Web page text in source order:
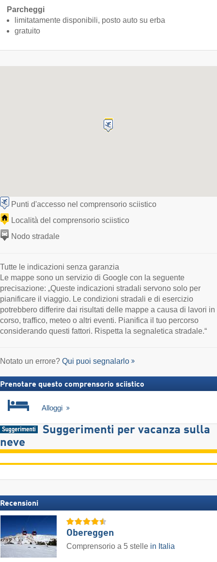
Parcheggi
limitatamente disponibili, posto auto su erba
gratuito
Punti d'accesso nel comprensorio sciistico
Località del comprensorio sciistico
Nodo stradale
Tutte le indicazioni senza garanzia
Le mappe sono un servizio di Google con la seguente
precisazione: „Queste indicazioni stradali servono solo per
pianificare il viaggio. Le condizioni stradali e di esercizio
potrebbero differire dai risultati delle mappe a causa di lavori in
corso, traffico, meteo o altri eventi. Pianifica il tuo percorso
considerando questi fattori. Rispetta la segnaletica stradale.“
Notato un errore? Qui puoi segnalarlo
Prenotare questo comprensorio sciistico
Alloggi
Suggerimenti per vacanza sulla
neve
Recensioni
Obereggen
Comprensorio a 5 stelle in Italia